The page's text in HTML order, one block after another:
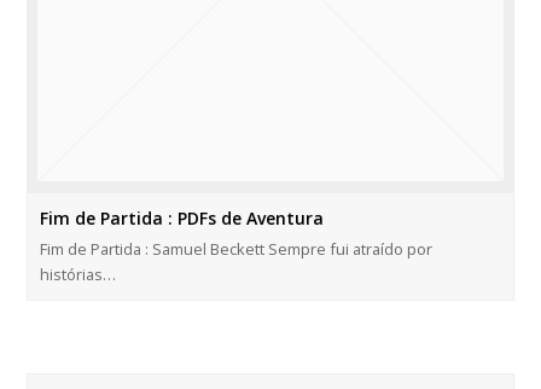
Fim de Partida : PDFs de Aventura
Fim de Partida : Samuel Beckett Sempre fui atraído por
histórias…